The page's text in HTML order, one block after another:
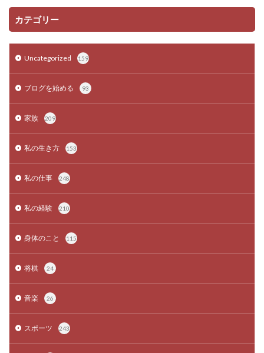
カテゴリー
Uncategorized 159
ブログを始める 93
家族 209
私の生き方 153
私の仕事 248
私の経験 210
身体のこと 115
将棋 24
音楽 26
スポーツ 243